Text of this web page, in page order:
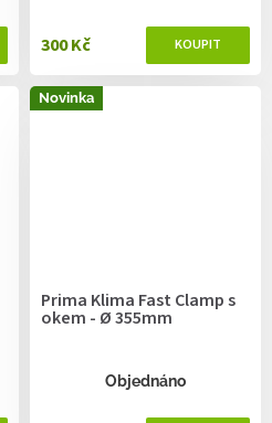
300 Kč
Novinka
Prima Klima Fast Clamp s
okem - Ø 355mm
Objednáno